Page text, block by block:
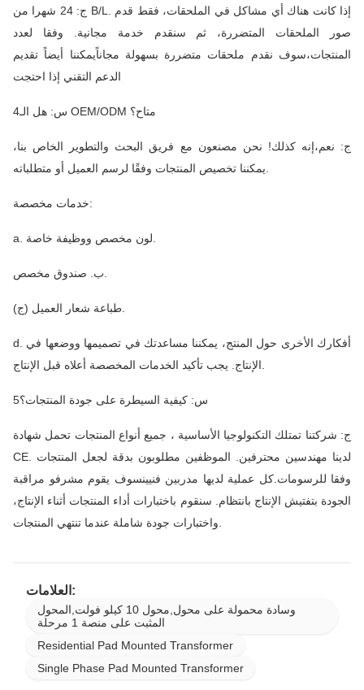
ج: 24 شهرا من B/L. إذا كانت هناك أي مشاكل في الملحقات، فقط قدم
صور الملحقات المتضررة، ثم سنقدم خدمة مجانية. وفقا لعدد
المنتجات،سوف نقدم ملحقات متضررة بسهولة مجاناًيمكننا أيضاً تقديم
الدعم التقني إذا احتجت
4س: هل الـ OEM/ODM متاح؟
ج: نعم،إنه كذلك! نحن مصنعون مع فريق البحث والتطوير الخاص بنا،
خدمات مخصصة:
d. أفكارك الأخرى حول المنتج، يمكننا مساعدتك في تصميمها ووضعها في
5س: كيفية السيطرة على جودة المنتجات؟
ج: شركتنا تمتلك التكنولوجيا الأساسية ، جميع أنواع المنتجات تحمل شهادة
CE. لدينا مهندسين محترفين. الموظفين مطلوبون بدقة لجعل المنتجات
وفقا للرسومات.كل عملية لديها مدربين فنيينسوف يقوم مشرفو مراقبة
الجودة بتفتيش الإنتاج بانتظام. سنقوم باختبارات أداء المنتجات أثناء الإنتاج،
العلامات:
وسادة محمولة على محول,محول 10 كيلو فولت,المحول
المثبت على منصة 1 مرحلة
Residential Pad Mounted Transformer
Single Phase Pad Mounted Transformer